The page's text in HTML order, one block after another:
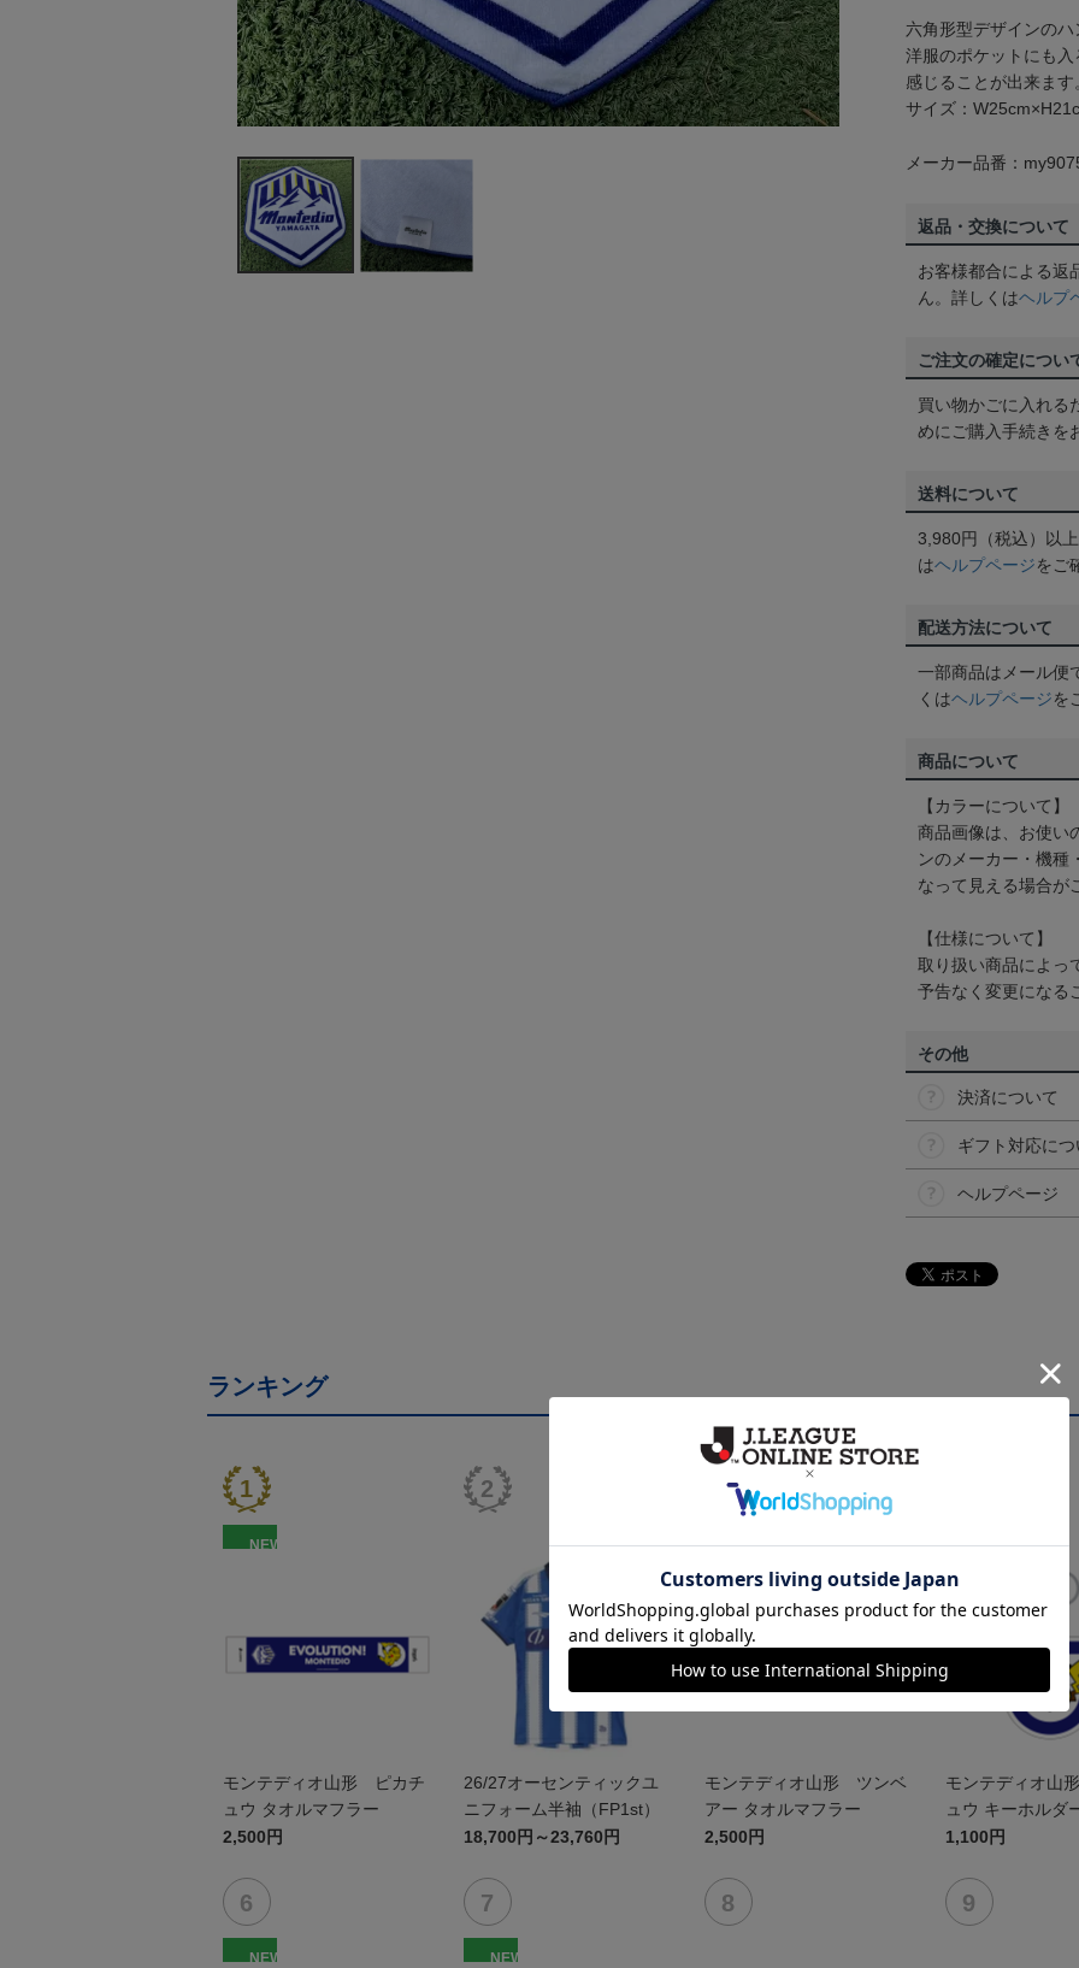
六角形型デザインの
洋服のポケットにも
感じることが出来ます
サイズ：
メーカー品番：
返品・交換について
お客様都合による返
ん。詳しくはヘルプ
ご注文の確定につい
買い物かごに入れる
めにご購入手続きを
送料について
3,980円（税込）以
はヘルプページをご
配送方法について
一部商品はメール便
くはヘルプページを
商品について
【カラーについて】
商品画像は、お使い
ンのメーカー・機種
なって見える場合が
【仕様について】
取り扱い商品によっ
予告なく変更になる
その他
決済について
ギフト対応に
ヘルプページ
ランキング
NEW
モンテディオ山形 ピカチ
ュウ タオルマフラー
2,500円
26/27オーセンティックユ
ニフォーム半袖（FP1st）
18,700円～23,760円
NEW
モンテディオ山形 ツンベ
アー タオルマフラー
2,500円
NEW
モンテディオ山
ュウ キーホルダ
1,100円
NEW NEW